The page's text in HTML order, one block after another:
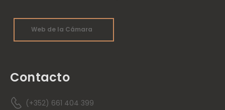
Web de la Cámara
Contacto
(+352) 661 404 399